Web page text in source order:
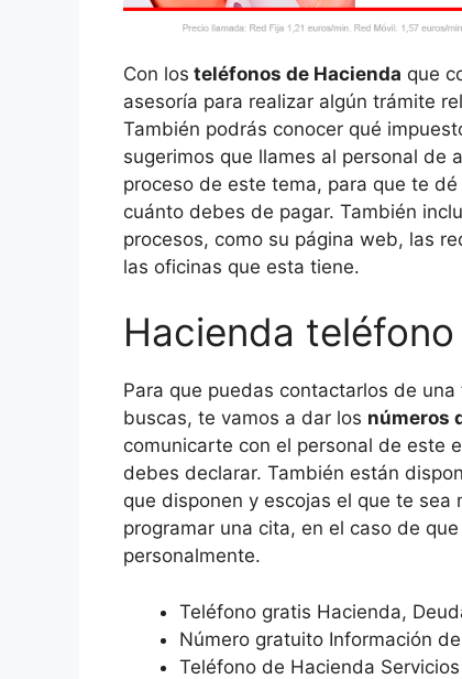
Con los teléfonos de Hacienda que
asesoría para realizar algún trámite
También podrás conocer qué
sugerimos que llames al personal de
proceso de este tema, para que te
cuánto debes de pagar. También
procesos, como su página web, las
las oficinas que esta tiene.
Hacienda
Para que puedas contactarlos de
buscas, te vamos a dar los números
comunicarte con el personal de este
debes declarar. También están
que disponen y escojas el que te
programar una cita, en el caso de
personalmente.
Teléfono gratis Hacienda,
Número gratuito Información
Teléfono de Hacienda